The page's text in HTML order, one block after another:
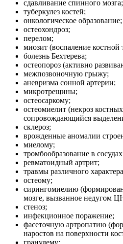
сдавливание спинного мозга;
туберкулез костей;
онкологическое образование;
остеохондроз;
перелом;
миозит (воспаление костной
болезнь Бехтерева;
остеопороз (активно
межпозвоночную грыжу;
аневризма сонной артерии;
микротрещины;
остеосаркому;
остеомиелит (некроз
сопровождающийся
склероз;
врожденные аномалии
миелому;
тромбообразование в
ревматоидный артрит;
травмы различного
остеому;
сирингомиелию
мозге, вызванное недугом
стеноз;
инфекционное поражение;
фасеточную артропатию
наростов на поверхности